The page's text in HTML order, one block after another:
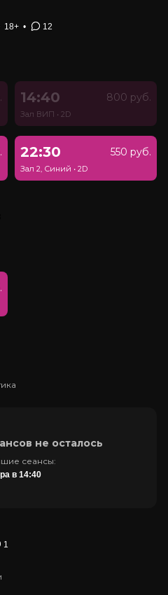
18+ • 12
14:40 800 руб.
Зал ВИП • 2D
22:30 550 руб.
Зал 2, Синий • 2D
не осталось
сеансы:
в 14:40
1